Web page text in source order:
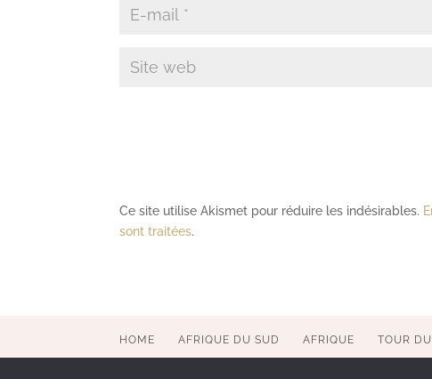
Ce site utilise Akismet pour réduire les indésirables.
sont traitées.
HOME AFRIQUE DU SUD AFRIQUE TOUR